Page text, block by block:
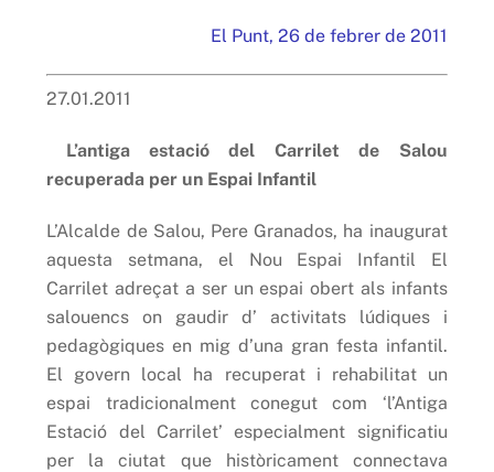
El Punt, 26 de febrer de 2011
27.01.2011
L’antiga estació del Carrilet de Salou
recuperada per un Espai Infantil
L’Alcalde de Salou, Pere Granados, ha inaugurat
aquesta setmana, el Nou Espai Infantil El
Carrilet adreçat a ser un espai obert als infants
salouencs on gaudir d’ activitats lúdiques i
pedagògiques en mig d’una gran festa infantil.
El govern local ha recuperat i rehabilitat un
espai tradicionalment conegut com ‘l’Antiga
Estació del Carrilet’ especialment significatiu
per la ciutat que històricament connectava